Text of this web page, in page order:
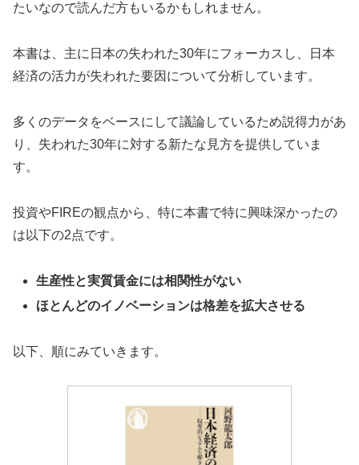
たいなので読んだ方もいるかもしれません。
本書は、主に日本の失われた30年にフォーカスし、日本
経済の活力が失われた要因について分析しています。
多くのデータをベースにして議論しているため説得力があ
り、失われた30年に対する新たな見方を提供していま
す。
投資やFIREの観点から、特に本書で特に興味深かったの
は以下の2点です。
生産性と実質賃金には相関性がない
ほとんどのイノベーションは格差を拡大させる
以下、順にみていきます。